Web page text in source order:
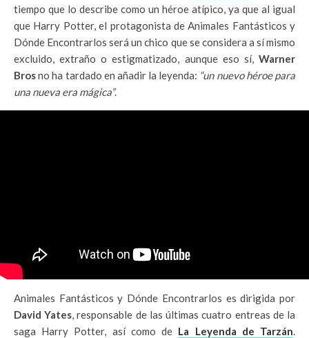
tiempo que lo describe como un héroe atípico, ya que al igual
que Harry Potter, el protagonista de Animales Fantásticos y
Dónde Encontrarlos será un chico que se considera a sí mismo
excluido, extraño o estigmatizado, aunque eso sí, Warner
Brosno ha tardado en añadir la leyenda: “un nuevo héroe para
una nueva era mágica”.
Animales Fantásticos y Dónde Encontrarlos es dirigida por
David Yates, responsable de las últimas cuatro entreas de la
saga Harry Potter, así como de La Leyenda de Tarzán.